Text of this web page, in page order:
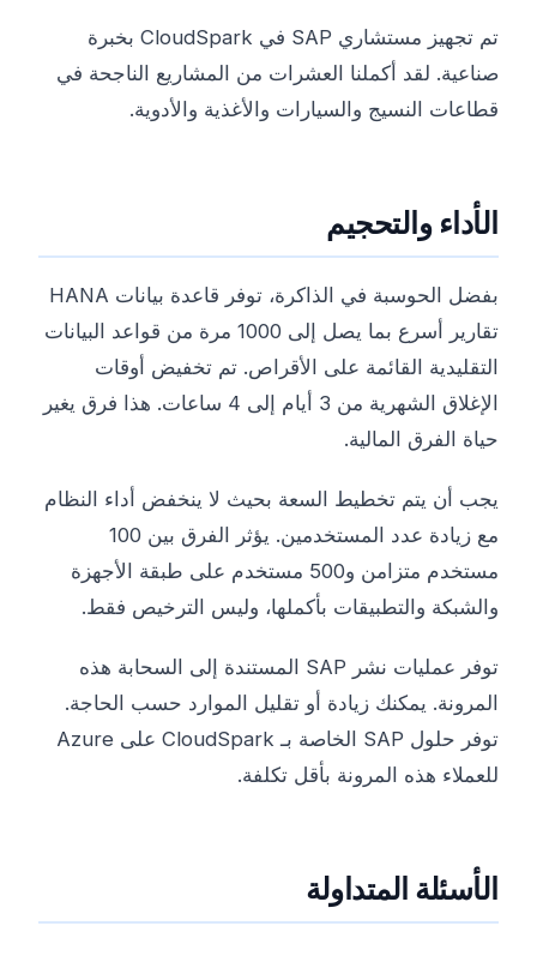
تم تجهيز مستشاري SAP في CloudSpark بخبرة
صناعية. لقد أكملنا العشرات من المشاريع الناجحة في
قطاعات النسيج والسيارات والأغذية والأدوية.
الأداء والتحجيم
بفضل الحوسبة في الذاكرة، توفر قاعدة بيانات HANA
تقارير أسرع بما يصل إلى 1000 مرة من قواعد البيانات
التقليدية القائمة على الأقراص. تم تخفيض أوقات
الإغلاق الشهرية من 3 أيام إلى 4 ساعات. هذا فرق يغير
حياة الفرق المالية.
يجب أن يتم تخطيط السعة بحيث لا ينخفض ​​أداء النظام
مع زيادة عدد المستخدمين. يؤثر الفرق بين 100
مستخدم متزامن و500 مستخدم على طبقة الأجهزة
والشبكة والتطبيقات بأكملها، وليس الترخيص فقط.
توفر عمليات نشر SAP المستندة إلى السحابة هذه
المرونة. يمكنك زيادة أو تقليل الموارد حسب الحاجة.
توفر حلول SAP الخاصة بـ CloudSpark على Azure
للعملاء هذه المرونة بأقل تكلفة.
الأسئلة المتداولة